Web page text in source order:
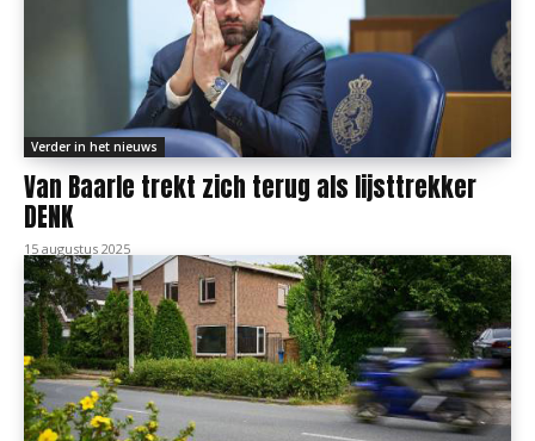
Verder in het nieuws
Van Baarle trekt zich terug als lijsttrekker
DENK
15 augustus 2025